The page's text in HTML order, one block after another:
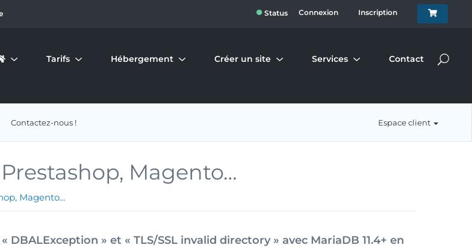
Inscription
Connexion
● Status
Tarifs Hébergement Créer un site Services Contact
Contactez-nous ! Espace client
Prestashop, Magento…
Magento…
DBALException » et « TLS/SSL invalid directory » avec MariaDB 11.4+ en